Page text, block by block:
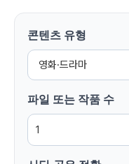
콘텐츠 유형
파일 또는 작품 수